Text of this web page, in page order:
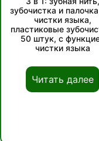
зубочистка и
чистки языка,
пластиковые
50 штук, с
чистки языка
Читать далее